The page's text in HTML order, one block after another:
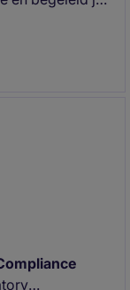
nauw samen
en krijgt de